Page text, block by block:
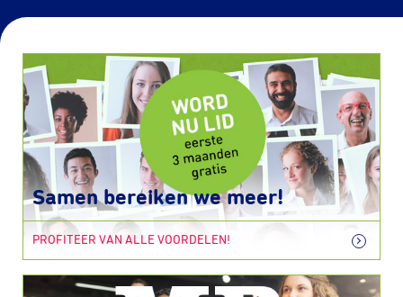
Samen bereiken we meer!
PROFITEER VAN ALLE VOORDELEN!